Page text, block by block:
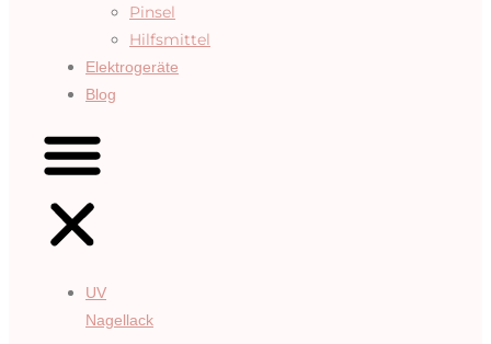
Pinsel
Hilfsmittel
Elektrogeräte
Blog
UV
Nagellack